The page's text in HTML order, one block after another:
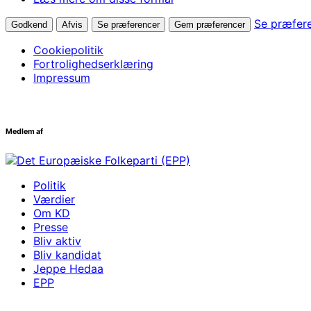
Godkend Afvis Se præferencer Gem præferencer
Se
Cookiepolitik
Fortrolighedserklæring
Impressum
Medlem af
Politik
Værdier
Om KD
Presse
Bliv aktiv
Bliv kandidat
Jeppe Hedaa
EPP